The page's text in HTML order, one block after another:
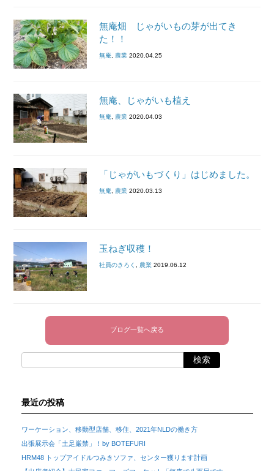
無庵畑 じゃがいもの芽が出てき
た！！
無庵, 農業 2020.04.25
無庵、じゃがいも植え
無庵, 農業 2020.04.03
「じゃがいもづくり」はじめました。
無庵, 農業 2020.03.13
玉ねぎ収穫！
社員のきろく , 農業 2019.06.12
ブログ一覧へ戻る
最近の投稿
ワーケーション、移動型店舗、移住、2021年NLDの働き方
出張展示会「土足厳禁」！by BOTEFURI
HRM48 トップアイドルつみきソファ、センター獲ります計画